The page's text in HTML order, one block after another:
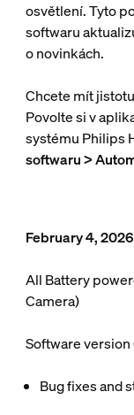
osvětlení. Tyto
softwaru
o novinkách.
Chcete mít
Povolte si v
systému Philips
softwaru >
February 4, 2026
All Battery
Camera)
Software version
Bug fixes and